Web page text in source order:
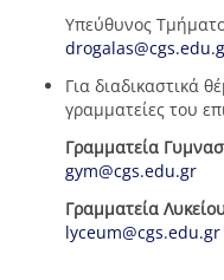
Υπεύθυνος
Για διαδικαστικά
γραμματείες του
Γραμματεία
gym@cgs.edu.gr
Γραμματεία
lyceum@cgs.edu.gr